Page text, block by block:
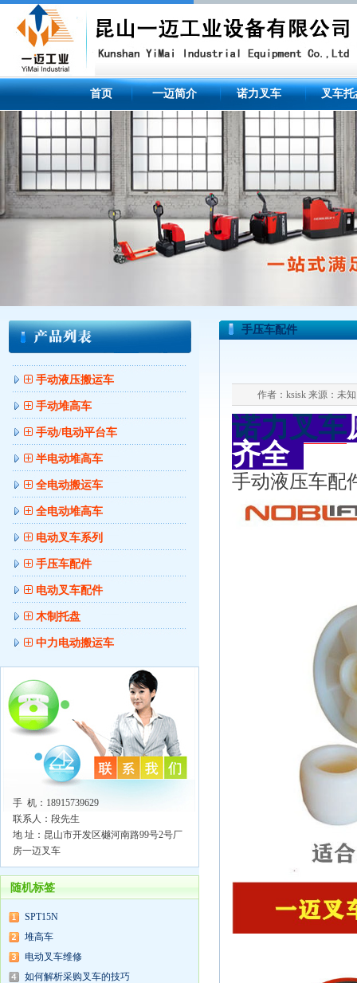
首页 一迈简介 诺力叉车 叉车托
手动液压搬运车
手动堆高车
手动/电动平台车
半电动堆高车
全电动搬运车
全电动堆高车
电动叉车系列
手压车配件
电动叉车配件
木制托盘
中力电动搬运车
手 机：18915739629
联系人：段先生
地 址：昆山市开发区樾河南路99号2号厂
房一迈叉车
随机标签
SPT15N
堆高车
电动叉车维修
如何解析采购叉车的技巧
手压车配件
作者：ksisk 来源：未
诺力 叉车
齐全
手动液压车配